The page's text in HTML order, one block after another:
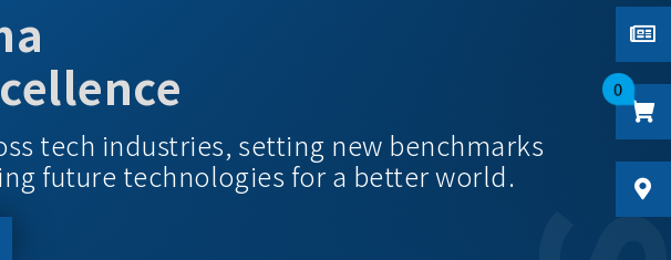
0
tech industries, setting new benchmarks
future technologies for a better world.